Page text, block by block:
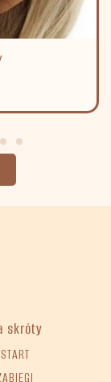
skróty
START